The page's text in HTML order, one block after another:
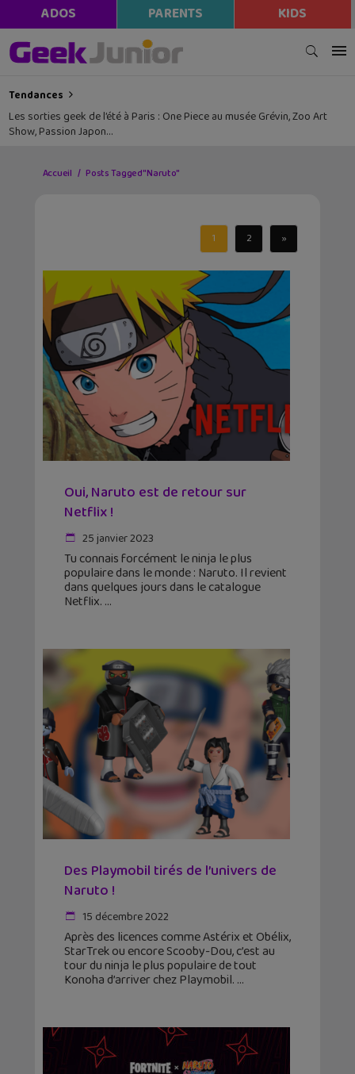
ADOS PARENTS KIDS
Tendances
Les sorties geek de l’été à Paris : One Piece au musée Grévin, Zoo Art
Show, Passion Japon…
Accueil Posts Tagged "Naruto"
1 2 »
Oui, Naruto est de retour sur
Netflix !
25 janvier 2023
Tu connais forcément le ninja le plus
populaire dans le monde : Naruto. Il revient
dans quelques jours dans le catalogue
Netflix.
Des Playmobil tirés de l’univers de
Naruto !
15 décembre 2022
Après des licences comme Astérix et Obélix,
StarTrek ou encore Scooby-Dou, c’est au
tour du ninja le plus populaire de tout
Konoha d’arriver chez Playmobil.